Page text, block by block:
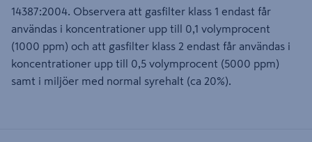
14387:2004. Observera att gasfilter klass 1 endast får
användas i koncentrationer upp till 0,1 volymprocent
(1000 ppm) och att gasfilter klass 2 endast får användas i
koncentrationer upp till 0,5 volymprocent (5000 ppm)
samt i miljöer med normal syrehalt (ca 20%).